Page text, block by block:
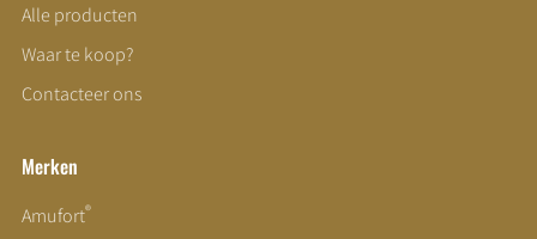
Alle producten
Waar te koop?
Contacteer ons
Merken
Amufort®